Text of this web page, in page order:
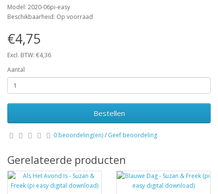
Model: 2020-06pi-easy
Beschikbaarheid: Op voorraad
€4,75
Excl. BTW: €4,36
Aantal
Bestellen
0 beoordeling(en)/ Geef beoordeling
Gerelateerde producten